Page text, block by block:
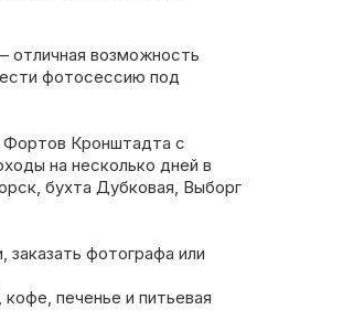
отличная возможность
фотосессию под
Кронштадта с
на несколько дней в
бухта Дубковая, Выборг
фотографа или
печенье и питьевая